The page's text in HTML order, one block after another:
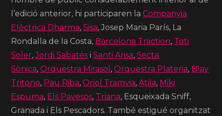
l’edició anterior, hi participaren laCompanyia
Elèctrica Dharma,Sisa, Josep Maria París, La
Rondalla de la Costa, Barcelona Traction, Toti
Soler,Jordi Sabatés iSanti Arisa,Secta
Sònica,Orquestra Mirasol ,Orquestra Plateria, Blay
Tritono, Pau Riba,Oriol Tramvia,Atila, Miki
Espuma, Els Pavesos, Triana, Esqueixada Sniff,
Granada i Els Pescadors. També estigué organitzat